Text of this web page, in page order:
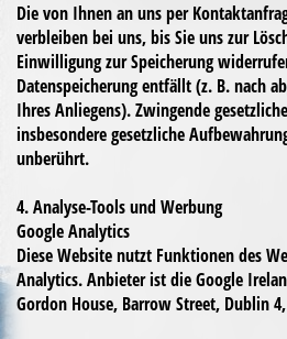
Die von Ihnen an uns per
verbleiben bei uns, bis Sie uns zur
Einwilligung zur Speicherung
Datenspeicherung entfällt (z. B. nach
Ihres Anliegens). Zwingende
insbesondere gesetzliche
unberührt.
4. Analyse-Tools und Werbung
Google Analytics
Diese Website nutzt Funktionen des
Analytics. Anbieter ist die Google
Gordon House, Barrow Street, Dublin